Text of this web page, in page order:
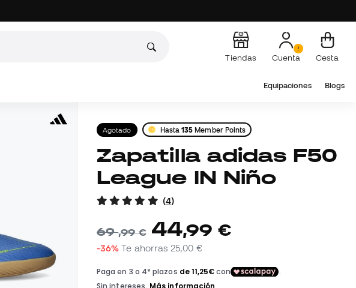
Tiendas Cuenta Cesta
Equipaciones Blogs
Agotado Hasta135 Member Points
Zapatilla adidas F50
League IN Niño
(4)
69,99 € 44,99 €
-36% Te ahorras 25,00 €